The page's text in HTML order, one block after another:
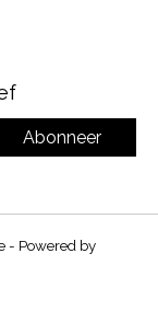
Abonneer
- Powered by